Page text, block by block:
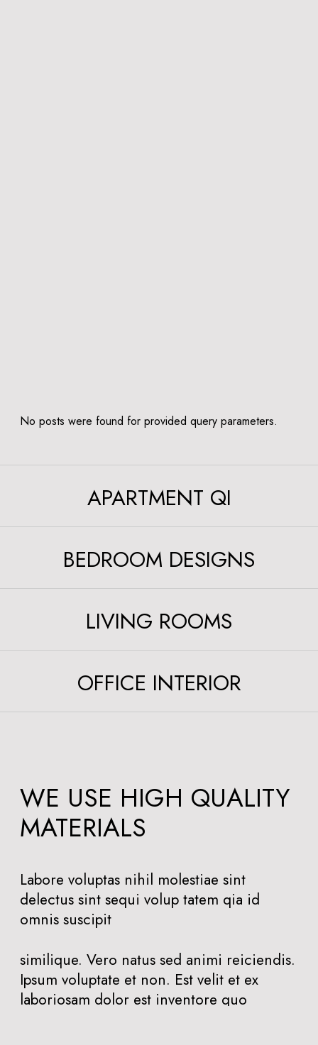
No posts were found for provided query parameters.
APARTMENT QI
BEDROOM DESIGNS
LIVING ROOMS
OFFICE INTERIOR
WE USE HIGH QUALITY
MATERIALS
Labore voluptas nihil molestiae sint
delectus sint sequi volup tatem qia id
omnis suscipit
similique. Vero natus sed animi reiciendis.
Ipsum voluptate et non. Est velit et ex
laboriosam dolor est inventore quo